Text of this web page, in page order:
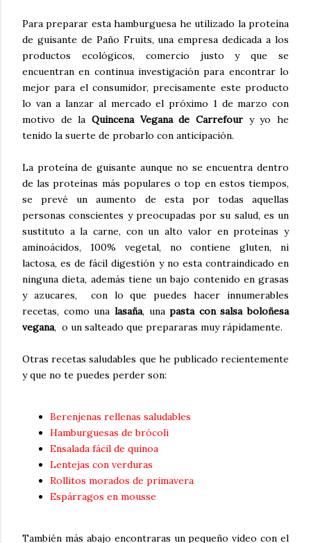
Para preparar esta hamburguesa he utilizado la proteína
de guisante de Paño Fruits, una empresa dedicada a los
productos ecológicos, comercio justo y que se
encuentran en continua investigación para encontrar lo
mejor para el consumidor, precisamente este producto
lo van a lanzar al mercado el próximo 1 de marzo con
motivo de la Quincena Vegana de Carrefour y yo he
tenido la suerte de probarlo con anticipación.
La proteína de guisante aunque no se encuentra dentro
de las proteínas más populares o top en estos tiempos,
se prevé un aumento de esta por todas aquellas
personas conscientes y preocupadas por su salud, es un
sustituto a la carne, con un alto valor en proteínas y
aminoácidos, 100% vegetal, no contiene gluten, ni
lactosa, es de fácil digestión y no esta contraindicado en
ninguna dieta, además tiene un bajo contenido en grasas
y azucares, con lo que puedes hacer innumerables
recetas, como una lasaña, unapasta con salsa boloñesa
vegana, o un salteado que prepararas muy rápidamente.
Otras recetas saludables que he publicado recientemente
y que no te puedes perder son:
Berenjenas rellenas saludables
Hamburguesas de brócoli
Ensalada fácil de quinoa
Lentejas con verduras
Rollitos morados de primavera
Espárragos en mousse
También más abajo encontraras un pequeño video con el